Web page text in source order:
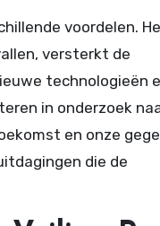
voordelen.
versterkt de
technologieën
in onderzoek
en onze
die de